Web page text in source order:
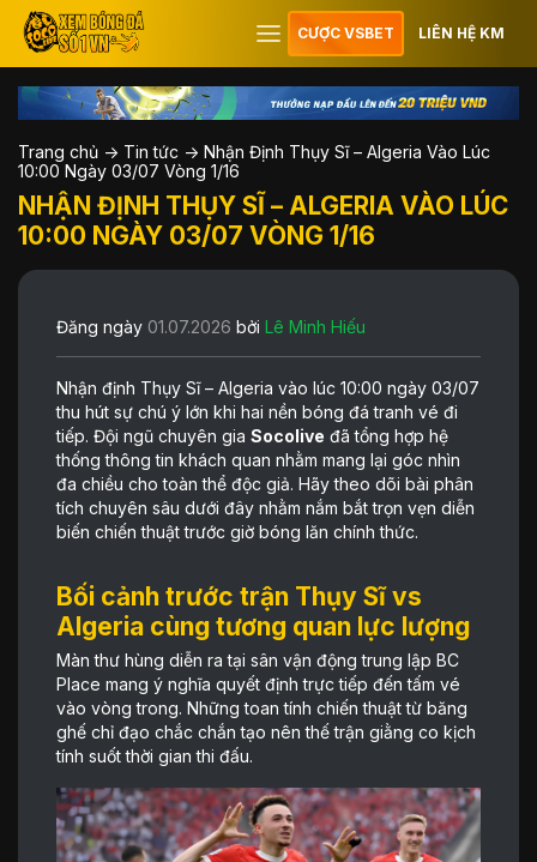
CƯỢC VSBET LIÊN HỆ KM
Trang chủ -> Tin tức -> Nhận Định Thụy Sĩ – Algeria Vào Lúc
10:00 Ngày 03/07 Vòng 1/16
NHẬN ĐỊNH THỤY SĨ – ALGERIA VÀO LÚC
10:00 NGÀY 03/07 VÒNG 1/16
Đăng ngày 01.07.2026 bởi Lê Minh Hiếu
Nhận định Thụy Sĩ – Algeria vào lúc 10:00 ngày 03/07
thu hút sự chú ý lớn khi hai nền bóng đá tranh vé đi
tiếp. Đội ngũ chuyên gia Socolive đã tổng hợp hệ
thống thông tin khách quan nhằm mang lại góc nhìn
đa chiều cho toàn thể độc giả. Hãy theo dõi bài phân
tích chuyên sâu dưới đây nhằm nắm bắt trọn vẹn diễn
biến chiến thuật trước giờ bóng lăn chính thức.
Bối cảnh trước trận Thụy Sĩ vs
Algeria cùng tương quan lực lượng
Màn thư hùng diễn ra tại sân vận động trung lập BC
Place mang ý nghĩa quyết định trực tiếp đến tấm vé
vào vòng trong. Những toan tính chiến thuật từ băng
ghế chỉ đạo chắc chắn tạo nên thế trận giằng co kịch
tính suốt thời gian thi đấu.